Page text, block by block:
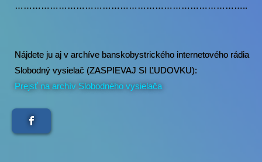
……………………………………………………………………..
Nájdete ju aj v archíve banskobystrického internetového rádia
Slobodný vysielač (ZASPIEVAJ SI ĽUDOVKU):
Prejsť na archív Slobodného vysielača